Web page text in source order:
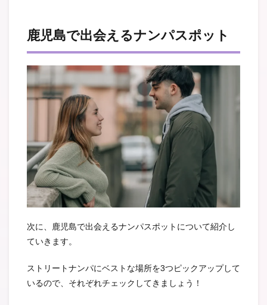
鹿児島で出会えるナンパスポット
次に、鹿児島で出会えるナンパスポットについて紹介し
ていきます。
ストリートナンパにベストな場所を3つピックアップして
いるので、それぞれチェックしてきましょう！